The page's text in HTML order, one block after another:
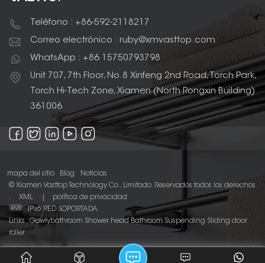
Teléfono : +86-592-2118217
Correo electrónico : ruby@xmvasttop.com
WhatsApp : +86 15750793798
Unit 707, 7th Floor, No.8 Xinfeng 2nd Road, Torch Park,
Torch Hi-Tech Zone, Xiamen (North Rongxin Building)
361006
mapa del sitio Blog
Noticias
© Xiamen Vasttop Technology Co., Limitado. Reservados todos los derechos
.
XML
política de privacidad
IPv6 RED SOPORTADA
Links :Gowlybathroom Shower head Bathroom Suspending Sliding door
roller